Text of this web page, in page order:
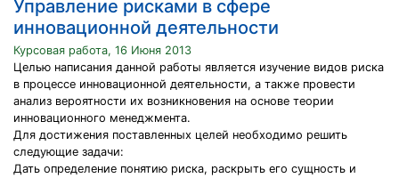
Управление рисками в сфере
инновационной деятельности
Курсовая работа, 16 Июня 2013
Целью написания данной работы является изучение видов риска
в процессе инновационной деятельности, а также провести
анализ вероятности их возникновения на основе теории
инновационного менеджмента.
Для достижения поставленных целей необходимо решить
следующие задачи:
Дать определение понятию риска, раскрыть его сущность и